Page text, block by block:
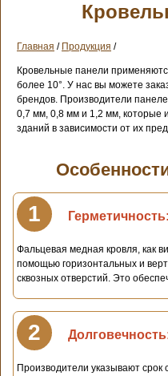
Главная / Продукция /
Кровельные панели
более 10°. У нас вы можете
брендов. Производители
0,7 мм, 0,8 мм и 1,2 мм, которые
зданий в зависимости от их
1 Герметичность:
Фальцевая медная кровля, как
помощью горизонтальных и
сквозных отверстий. Это
2
Производители указывают срок